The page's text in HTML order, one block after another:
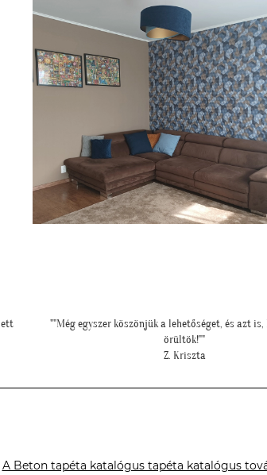
""Nagyon köszönjük a telefonos segítséget a tapéta
először tapétáztunk, és nagyon szép lett az
N. Brigitta
A Beton tapéta katalógus tapéta katalógus